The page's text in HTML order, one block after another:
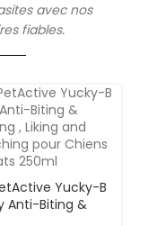
avec nos
fiables.
Yucky-B
Anti-Biting &